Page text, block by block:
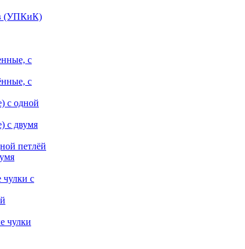
(УПКиК)
с
с
с одной
с двумя
петлёй
с
чулки